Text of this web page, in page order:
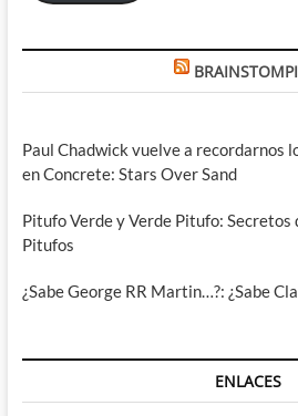
Paul Chadwick vuelve a recordarnos
en Concrete: Stars Over Sand
Pitufo Verde y Verde Pitufo: Secretos
Pitufos
¿Sabe George RR Martin…?: ¿Sabe
ENLACES